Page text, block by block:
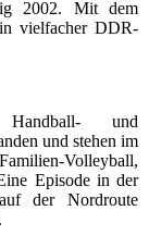
2002. Mit dem
vielfacher DDR-
Handball- und
und stehen im
Volleyball,
Episode in der
der Nordroute